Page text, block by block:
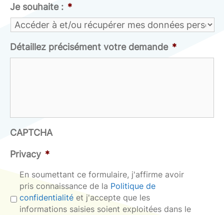
Je souhaite : *
Détaillez précisément votre demande *
CAPTCHA
Privacy *
En soumettant ce formulaire, j'affirme avoir
pris connaissance de la Politique de
confidentialité et j'accepte que les
informations saisies soient exploitées dans le